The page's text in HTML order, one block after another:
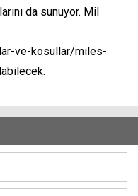
da sunuyor. Mil
ve-kosullar/miles-